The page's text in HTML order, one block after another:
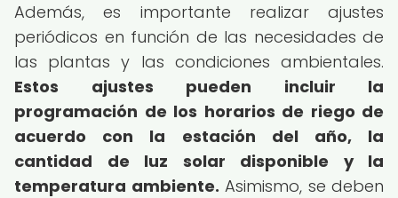
Además, es importante realizar ajustes
periódicos en función de las necesidades de
las plantas y las condiciones ambientales.
Estos ajustes pueden incluir la
programación de los horarios de riego de
acuerdo con la estación del año, la
cantidad de luz solar disponible y la
temperatura ambiente. Asimismo, se deben